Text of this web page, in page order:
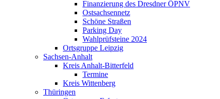
Finanzierung des Dresdner ÖPNV
Ostsachsennetz
Schöne Straßen
Parking Day
Wahlprüfsteine 2024
Ortsgruppe Leipzig
Sachsen-Anhalt
Kreis Anhalt-Bitterfeld
Termine
Kreis Wittenberg
Thüringen